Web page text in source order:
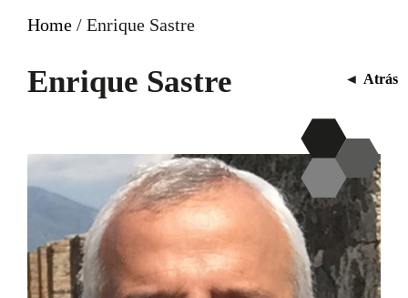
Home / Enrique Sastre
Enrique Sastre ◄ Atrás